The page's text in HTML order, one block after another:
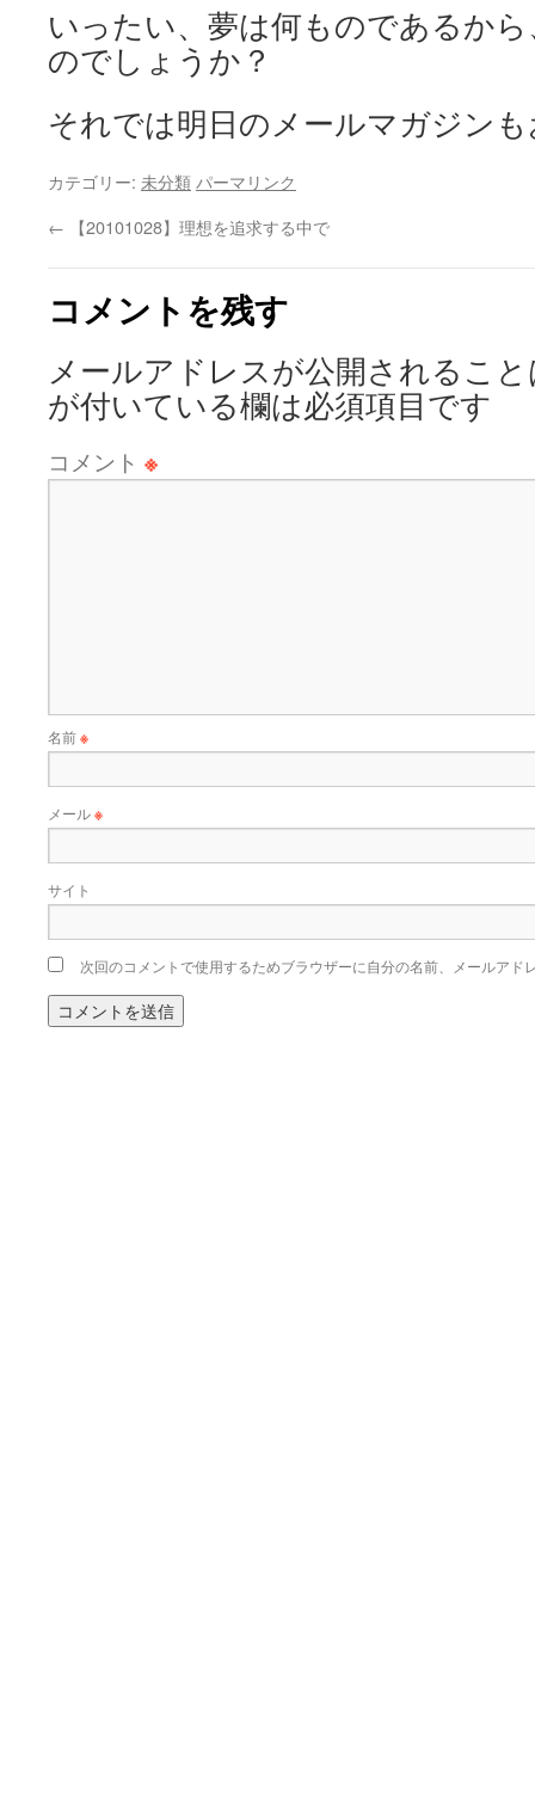
いったい、夢は何ものであるか
のでしょうか？
それでは明日のメールマガジン
カテゴリー: 未分類 パーマリンク
← 【20101028】理想を追求する中で
コメントを残す
メールアドレスが公開されるこ
が付いている欄は必須項目です
コメント ※
名前※
メール※
サイト
次回のコメントで使用するためブラウザーに自分の名前、メールアド